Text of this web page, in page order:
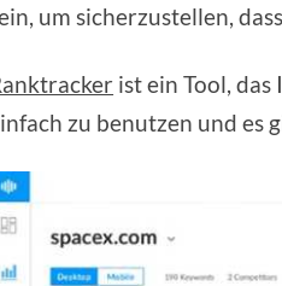
um sicherzustellen,
ist ein Tool,
zu benutzen und es